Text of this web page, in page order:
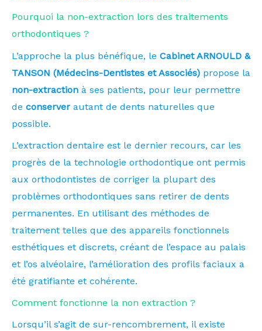
Pourquoi la non-extraction lors des traitements
orthodontiques ?
L’approche la plus bénéfique, le Cabinet ARNOULD &
TANSON (Médecins-Dentistes et Associés) propose la
non-extraction à ses patients, pour leur permettre
de conserver autant de dents naturelles que
possible.
L’extraction dentaire est le dernier recours, car les
progrès de la technologie orthodontique ont permis
aux orthodontistes de corriger la plupart des
problèmes orthodontiques sans retirer de dents
permanentes. En utilisant des méthodes de
traitement telles que des appareils fonctionnels
esthétiques et discrets, créant de l’espace au palais
et l’os alvéolaire, l’amélioration des profils faciaux a
été gratifiante et cohérente.
Comment fonctionne la non extraction ?
Lorsqu’il s’agit de sur-rencombrement, il existe